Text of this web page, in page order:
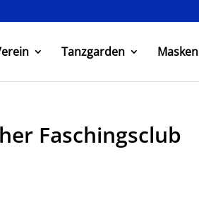
Tanzgarden Masken
Faschingsclub